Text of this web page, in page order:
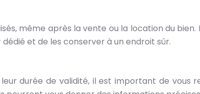
même après la vente ou la location du
et de les conserver à un endroit sûr.
durée de validité, il est important de vous